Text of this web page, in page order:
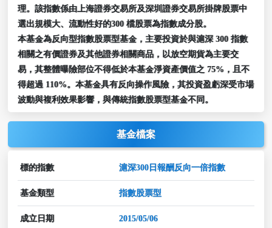
基金檔案
標的指數 滬深300日報酬反向一倍指數
基金類型 指數股票型
成立日期 2015/05/06
理。該指數係由上海證券交易所及深圳證券交易所掛牌股票中
選出規模大、流動性好的300 檔股票為指數成分股。
本基金為反向型指數股票型基金，主要投資於與滬深 300 指數
相關之有價證券及其他證券相關商品，以放空期貨為主要交
易，其整體曝險部位不得低於本基金淨資產價值之 75%，且不
得超過 110%。本基金具有反向操作風險，其投資盈虧深受市場
波動與複利效果影響，與傳統指數股票型基金不同。